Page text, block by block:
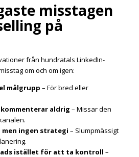
misstagen
på
från hundratals LinkedIn-
om och om igen:
målgrupp – För bred eller
aldrig – Missar den
men ingen strategi – Slumpmässigt
istället för att ta kontroll –